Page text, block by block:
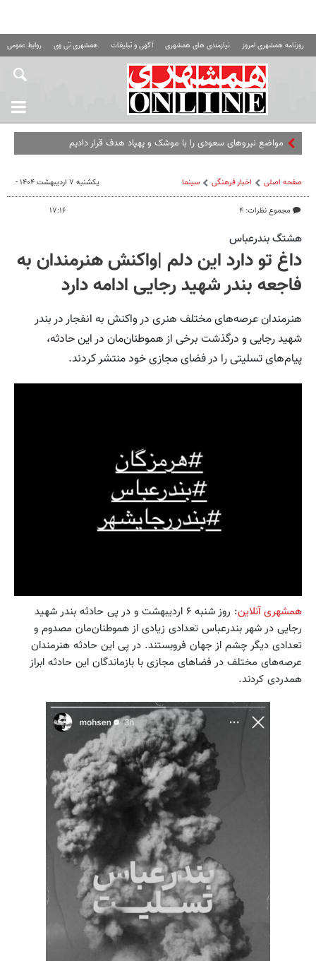
روزنامه همشهری امروز نیازمندی های همشهری آگهی و تبلیغات همشهری تی وی روابط عمومی
مواضع نیروهای سعودی را با موشک و پهپاد هدف قرار دادیم
صفحه اصلی اخبار فرهنگی سینما
مجموع نظرات: ۴
یکشنبه ۷ اردیبهشت ۱۴۰۴ -
۱۷:۱۶
هشتگ بندرعباس
داغ تو دارد این دلم |واکنش هنرمندان به
فاجعه بندر شهید رجایی ادامه دارد
هنرمندان عرصه‌های مختلف هنری در واکنش به انفجار در بندر
شهید رجایی و درگذشت برخی از هموطنان‌مان در این حادثه،
پیام‌های تسلیتی را در فضای مجازی خود منتشر کردند.
همشهری آنلاین
: روز شنبه ۶ اردیبهشت و در پی حادثه بندر شهید
رجایی در شهر بندرعباس تعدادی زیادی از هموطنان‌مان مصدوم و
تعدادی دیگر چشم از جهان فروبستند. در پی این حادثه هنرمندان
عرصه‌های مختلف در فضاهای مجازی با بازماندگان این حادثه ابراز
همدردی کردند.